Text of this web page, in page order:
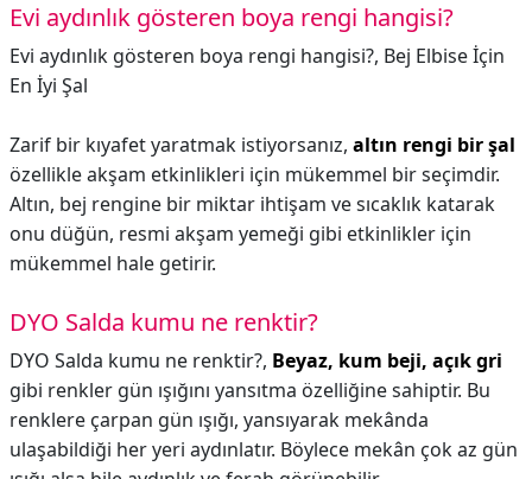
Evi aydınlık gösteren boya rengi hangisi?
Evi aydınlık gösteren boya rengi hangisi?, Bej Elbise İçin
En İyi Şal
Zarif bir kıyafet yaratmak istiyorsanız, altın rengi bir şal
özellikle akşam etkinlikleri için mükemmel bir seçimdir.
Altın, bej rengine bir miktar ihtişam ve sıcaklık katarak
onu düğün, resmi akşam yemeği gibi etkinlikler için
mükemmel hale getirir.
DYO Salda kumu ne renktir?
DYO Salda kumu ne renktir?, Beyaz, kum beji, açık gri
gibi renkler gün ışığını yansıtma özelliğine sahiptir. Bu
renklere çarpan gün ışığı, yansıyarak mekânda
ulaşabildiği her yeri aydınlatır. Böylece mekân çok az gün